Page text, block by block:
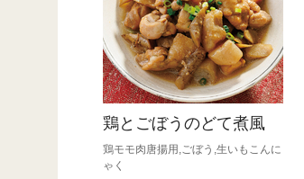
鶏とごぼうのどて煮風
鶏モモ肉唐揚用,ごぼう,生いもこんに
ゃく